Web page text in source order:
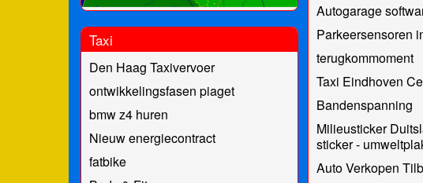
Taxi
Den Haag Taxivervoer
ontwikkelingsfasen piaget
bmw z4 huren
Nieuw energiecontract
fatbike
Autogarage
Parkeersensoren
terugkommoment
Taxi Eindhoven
Bandenspanning
Milieusticker
sticker -
Auto Verkopen